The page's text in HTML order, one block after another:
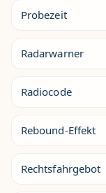
Probezeit
Radarwarner
Radiocode
Rebound-Effekt
Rechtsfahrgebot